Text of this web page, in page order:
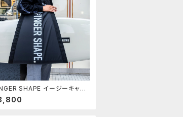
SHAPE イージーキャリ
ーフバッグ Hand Made